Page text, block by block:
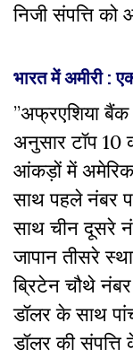
निजी संपत्ति को
भारत में अमीरी :
”अफ्रएशिया बैंक
अनुसार टॉप 10
आंकड़ों में
साथ पहले नंबर
साथ चीन दूसरे
जापान तीसरे
ब्रिटेन चौथे
डॉलर के साथ
डॉलर की